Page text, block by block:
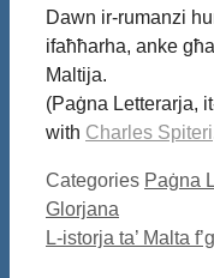
Dawn ir-rumanzi
ifaħħarha, anke
Maltija.
(Paġna Letterarja,
with Charles Spiteri
Categories Paġna
Glorjana
L-istorja ta’ Malta